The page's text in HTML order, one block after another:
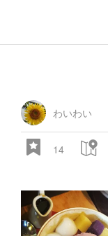
わいわい
14